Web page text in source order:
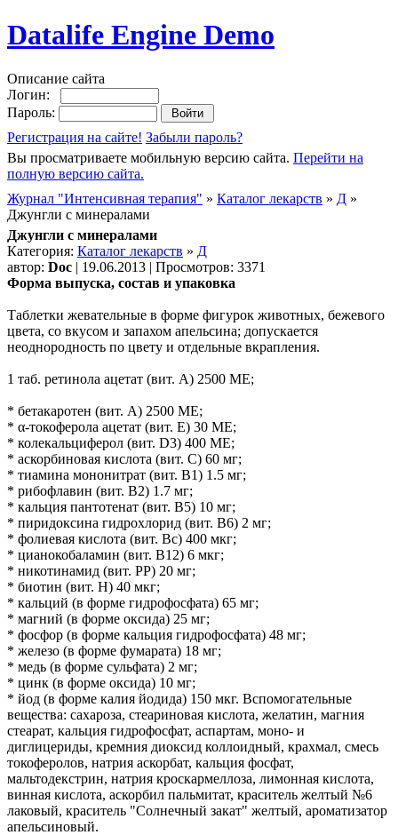
Datalife Engine Demo
Описание сайта
Логин:
Пароль:
Регистрация на сайте! Забыли пароль?
Вы просматриваете мобильную версию сайта. Перейти на
полную версию сайта.
Журнал "Интенсивная терапия" » Каталог лекарств » Д »
Джунгли с минералами
Джунгли с минералами
Категория: Каталог лекарств » Д
автор: Doc | 19.06.2013 | Просмотров: 3371
Форма выпуска, состав и упаковка
Таблетки жевательные в форме фигурок животных, бежевого
цвета, со вкусом и запахом апельсина; допускается
неоднородность по цвету и отдельные вкрапления.
1 таб. ретинола ацетат (вит. А) 2500 МЕ;
* бетакаротен (вит. А) 2500 МЕ;
* α-токоферола ацетат (вит. E) 30 МЕ;
* колекальциферол (вит. D3) 400 МЕ;
* аскорбиновая кислота (вит. С) 60 мг;
* тиамина мононитрат (вит. B1) 1.5 мг;
* рибофлавин (вит. B2) 1.7 мг;
* кальция пантотенат (вит. B5) 10 мг;
* пиридоксина гидрохлорид (вит. B6) 2 мг;
* фолиевая кислота (вит. Bc) 400 мкг;
* цианокобаламин (вит. B12) 6 мкг;
* никотинамид (вит. РР) 20 мг;
* биотин (вит. Н) 40 мкг;
* кальций (в форме гидрофосфата) 65 мг;
* магний (в форме оксида) 25 мг;
* фосфор (в форме кальция гидрофосфата) 48 мг;
* железо (в форме фумарата) 18 мг;
* медь (в форме сульфата) 2 мг;
* цинк (в форме оксида) 10 мг;
* йод (в форме калия йодида) 150 мкг. Вспомогательные
вещества: сахароза, стеариновая кислота, желатин, магния
стеарат, кальция гидрофосфат, аспартам, моно- и
диглицериды, кремния диоксид коллоидный, крахмал, смесь
токоферолов, натрия аскорбат, кальция фосфат,
мальтодекстрин, натрия кроскармеллоза, лимонная кислота,
винная кислота, аскорбил пальмитат, краситель желтый №6
лаковый, краситель "Солнечный закат" желтый, ароматизатор
апельсиновый.